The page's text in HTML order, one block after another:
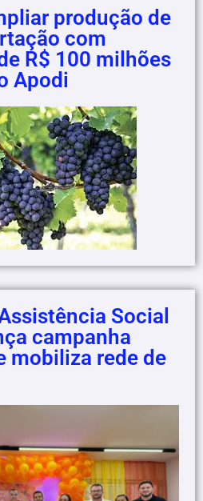
produção de
com
R$ 100 milhões
Apodi
Social
campanha
mobiliza rede de